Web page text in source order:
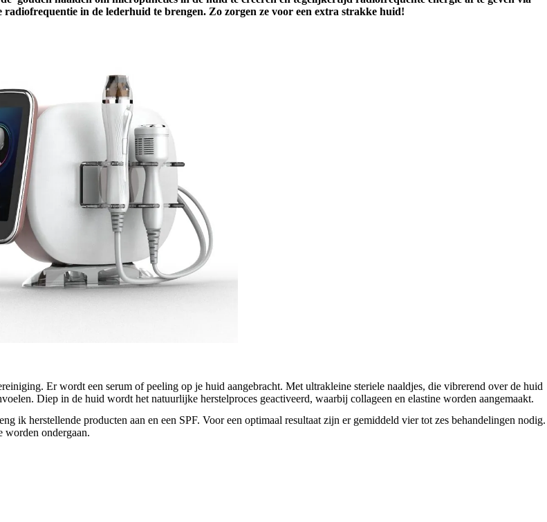
in de lederhuid te brengen. Zo zorgen ze voor een extra strakke huid!
Er wordt een serum of peeling op je huid aangebracht. Met ultrakleine steriele naaldjes, die vibrerend over de huid
Diep in de huid wordt het natuurlijke herstelproces geactiveerd, waarbij collageen en elastine worden aangemaakt.
ik herstellende producten aan en een SPF. Voor een optimaal resultaat zijn er gemiddeld vier tot zes behandelingen nodig.
worden ondergaan.